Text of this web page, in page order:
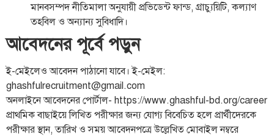
মানবসম্পদ নীতিমালা অনুযায়ী প্রভিডেন্ট ফান্ড, গ্রাচ্যুয়িটি, কল্যাণ
তহবিল ও অন্যান্য সুবিধাদি।
আবেদনের পূর্বে পড়ুন
ই-মেইলেও আবেদন পাঠানো যাবে। ই-মেইল:
ghashfulrecruitment@gmail.com
অনলাইনে আবেদনের পোর্টাল- https://www.ghashful-bd.org/career
প্রাথমিক বাছাইয়ে লিখিত পরীক্ষার জন্য যোগ্য বিবেচিত হলে প্রার্থীদেরকে
পরীক্ষার স্থান, তারিখ ও সময় আবেদনপত্রে উল্লেখিত মোবাইল নম্বরে